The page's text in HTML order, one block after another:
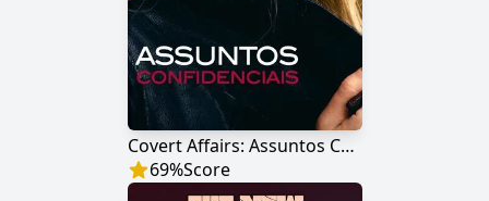
Covert Affairs: Assuntos Confidenciais
69%Score